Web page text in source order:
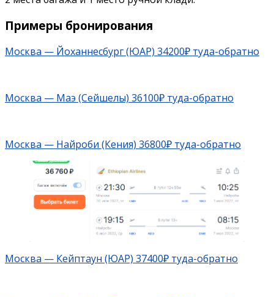
Примеры бронирования
Москва — Йоханнесбург (ЮАР) 34200₽ туда-обратно
Москва — Маэ (Сейшелы) 36100₽ туда-обратно
Москва — Найроби (Кения) 36800₽ туда-обратно
Москва — Кейптаун (ЮАР) 37400₽ туда-обратно